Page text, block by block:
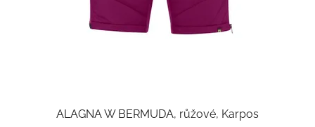
ALAGNA W BERMUDA, růžové, Karpos